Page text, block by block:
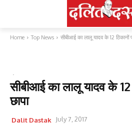
Home Top News सीबीआई का लालू यादव के 12 ठिकानों
सीबीआई का लालू यादव के 12
छापा
Dalit Dastak July 7, 2017